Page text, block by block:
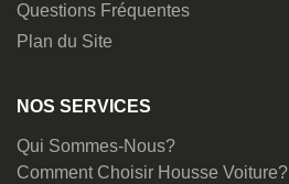
Questions Fréquentes
Plan du Site
NOS SERVICES
Qui Sommes-Nous?
Comment Choisir Housse Voiture?